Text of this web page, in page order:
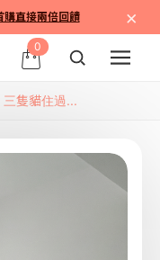
直接兩倍回饋 ×
0
三隻貓住過...